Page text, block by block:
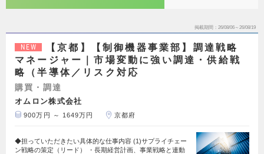
掲載期間 26/08/06～26/08/19
NEW
【京都】【制御機器事業部】調達戦略
マネージャー｜市場変動に強い調達・供給戦
略（半導体／リスク対応
購買・調達
オムロン株式会社
900万円 ～ 1649万円 京都府
◆担っていただきたい具体的な仕事内容 (1)サプライチェー
ン戦略の策定（リード） ・長期経営計画、事業戦略と連動